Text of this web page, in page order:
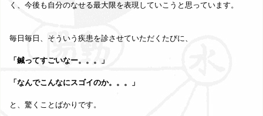
く、今後も自分のなせる最大限を表現していこうと思っています。
毎日毎日、そういう疾患を診させていただくたびに、
「鍼ってすごいなー。。。」
「なんでこんなにスゴイのか。。。」
と、驚くことばかりです。